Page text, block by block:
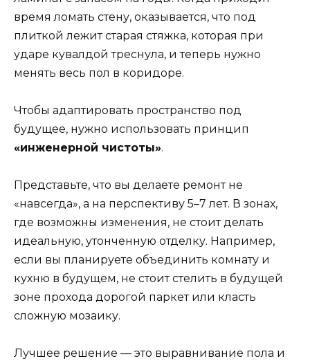
время ломать стену, оказывается, что под
плиткой лежит старая стяжка, которая при
ударе кувалдой треснула, и теперь нужно
менять весь пол в коридоре.
Чтобы адаптировать пространство под
будущее, нужно использовать принцип
«инженерной чистоты».
Представьте, что вы делаете ремонт не
«навсегда», а на перспективу 5–7 лет. В зонах,
где возможны изменения, не стоит делать
идеальную, утонченную отделку. Например,
если вы планируете объединить комнату и
кухню в будущем, не стоит стелить в будущей
зоне прохода дорогой паркет или класть
сложную мозаику.
Лучшее решение — это выравнивание пола и